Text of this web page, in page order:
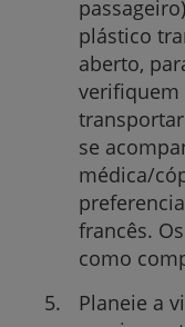
plástico
aberto,
verifiquem
se
médica/
francês.
como
Planeie a